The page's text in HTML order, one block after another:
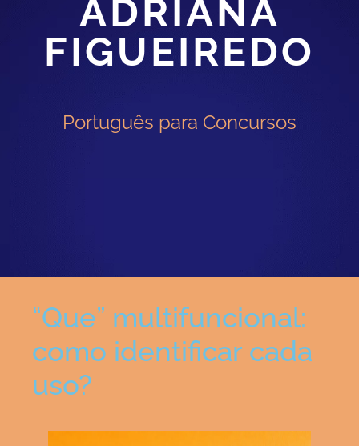
ADRIANA
FIGUEIREDO
Português para Concursos
“Que” multifuncional:
como identificar cada
uso?